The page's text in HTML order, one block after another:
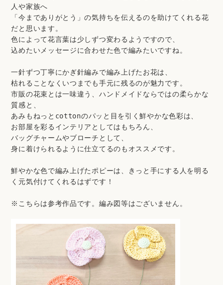
人や家族へ
「今までありがとう」の気持ちを伝えるのを助けてくれる花
だと思います。
色によって花言葉は少しずつ変わるようですので、
込めたいメッセージに合わせた色で編みたいですね。
一針ずつ丁寧にかぎ針編みで編み上げたお花は、
枯れることなくいつまでも手元に残るのが魅力です。
市販の花束とは一味違う、ハンドメイドならではの柔らかな
質感と、
あみもねっとcottonのパッと目を引く鮮やかな色彩は、
お部屋を彩るインテリアとしてはもちろん、
バッグチャームやブローチとして、
身に着けられるように仕立てるのもオススメです。
鮮やかな色で編み上げたポピーは、きっと手にする人を明る
く元気付けてくれるはずです！
※こちらは参考作品です。編み図等はございません。